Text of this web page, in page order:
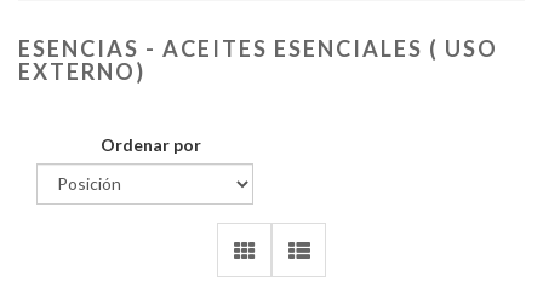
ESENCIAS - ACEITES ESENCIALES ( USO
EXTERNO)
Ordenar por